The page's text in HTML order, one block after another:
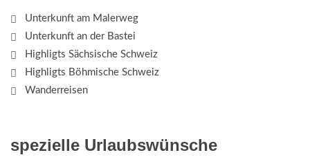
Unterkunft am Malerweg
Unterkunft an der Bastei
Highligts Sächsische Schweiz
Highligts Böhmische Schweiz
Wanderreisen
spezielle Urlaubswünsche